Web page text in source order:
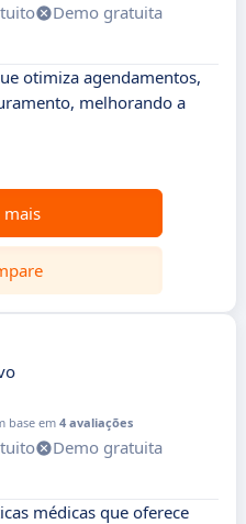
Demo gratuita
otimiza agendamentos,
melhorando a
mais
base em4 avaliações
Demo gratuita
médicas que oferece